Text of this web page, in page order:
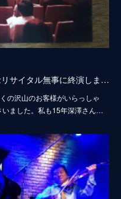
サイタル無事に終演しま…
の沢山のお客様がいらっしゃ
いました。私も15年深澤さん…